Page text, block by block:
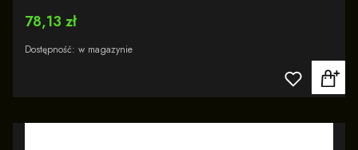
Cena
78,13 zł
Dostępność: w magazynie